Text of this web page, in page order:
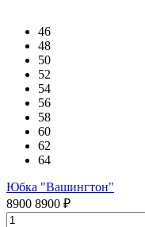
46
48
50
52
54
56
58
60
62
64
Юбка "Вашингтон"
8900 8900 ₽